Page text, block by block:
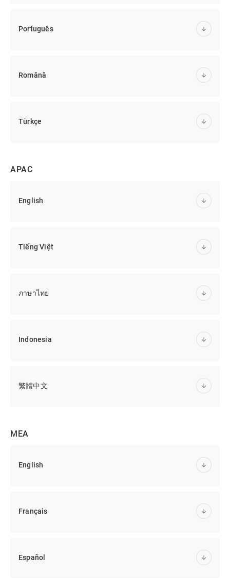
Português
Română
Türkçe
APAC
English
Tiếng Việt
ภาษาไทย
Indonesia
繁體中文
MEA
English
Français
Español